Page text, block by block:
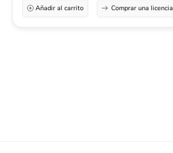
Añadir al carrito Comprar una licencia